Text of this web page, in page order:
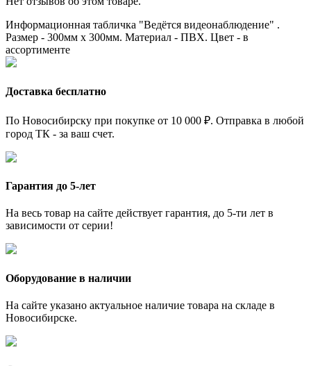
Информационная табличка "Ведётся видеонаблюдение" .
Размер - 300мм х 300мм. Материал - ПВХ. Цвет - в
ассортименте
Доставка бесплатно
По Новосибирску при покупке от 10 000 ₽. Отправка в любой
город ТК - за ваш счет.
Гарантия до 5-лет
На весь товар на сайте действует гарантия, до 5-ти лет в
зависимости от серии!
Оборудование в наличии
На сайте указано актуальное наличие товара на складе в
Новосибирске.